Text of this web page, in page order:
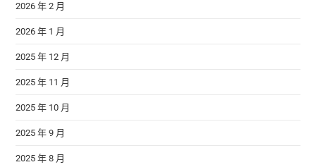
2026 年 2 月
2026 年 1 月
2025 年 12 月
2025 年 11 月
2025 年 10 月
2025 年 9 月
2025 年 8 月